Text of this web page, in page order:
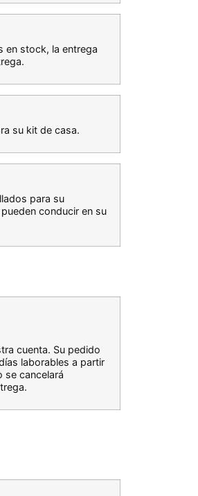
en stock, la entrega
su kit de casa.
para su
conducir en su
cuenta. Su pedido
laborables a partir
se cancelará